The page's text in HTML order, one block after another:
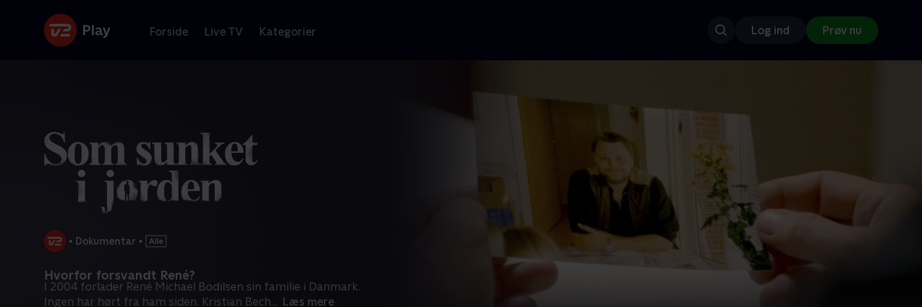
Forside Live TV Kategorier Log ind Prøv nu
• Dokumentar •
Hvorfor forsvandt René?
I 2004 forlader René Michael Bodilsen sin familie i Danmark.
Ingen har hørt fra ham siden. Kristian Bech... Læs mere